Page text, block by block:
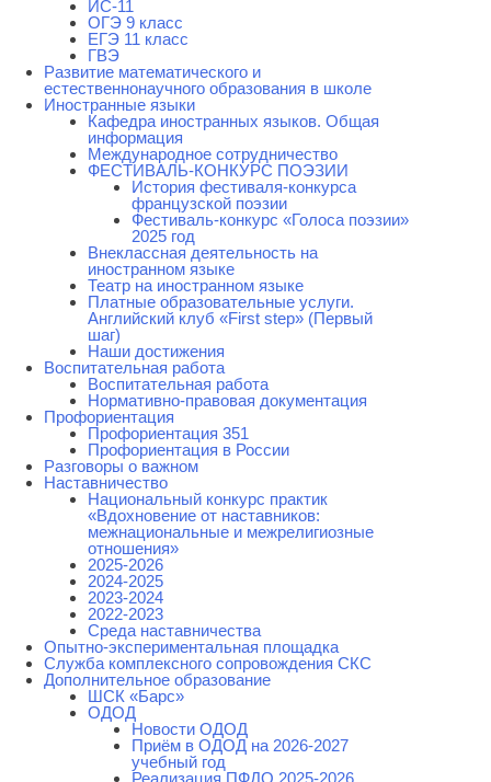
ИС-11
ОГЭ 9 класс
ЕГЭ 11 класс
ГВЭ
Развитие математического и
естественнонаучного образования в школе
Иностранные языки
Кафедра иностранных языков. Общая
информация
Международное сотрудничество
ФЕСТИВАЛЬ-КОНКУРС ПОЭЗИИ
История фестиваля-конкурса
французской поэзии
Фестиваль-конкурс «Голоса поэзии»
2025 год
Внеклассная деятельность на
иностранном языке
Театр на иностранном языке
Платные образовательные услуги.
Английский клуб «First step» (Первый
шаг)
Наши достижения
Воспитательная работа
Воспитательная работа
Нормативно-правовая документация
Профориентация
Профориентация 351
Профориентация в России
Разговоры о важном
Наставничество
Национальный конкурс практик
«Вдохновение от наставников:
межнациональные и межрелигиозные
отношения»
2025-2026
2024-2025
2023-2024
2022-2023
Среда наставничества
Опытно-экспериментальная площадка
Cлужба комплексного сопровождения СКС
Дополнительное образование
ШСК «Барс»
ОДОД
Новости ОДОД
Приём в ОДОД на 2026-2027
учебный год
Реализация ПФДО 2025-2026